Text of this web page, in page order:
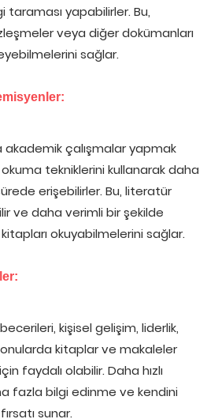
taraması yapabilirler. Bu,
veya diğer dokümanları
sağlar.
çalışmalar yapmak
okuma tekniklerini kullanarak daha
erişebilirler. Bu, literatür
ve daha verimli bir şekilde
okuyabilmelerini sağlar.
becerileri, kişisel gelişim, liderlik,
kitaplar ve makaleler
faydalı olabilir. Daha hızlı
fazla bilgi edinme ve kendini
sunar.